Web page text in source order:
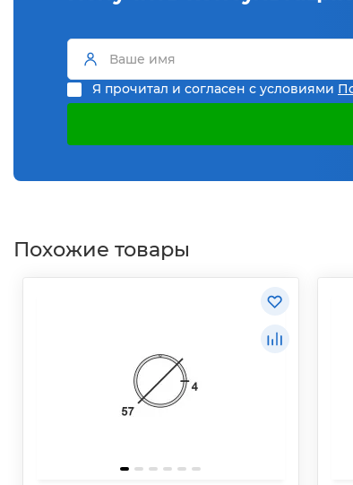
Я прочитал и согласен с условиями
Похожие товары